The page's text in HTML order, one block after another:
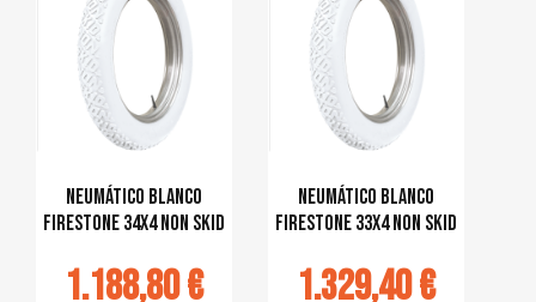
Neumático blanco
Firestone 34x4 Non Skid
1.188,80 €
Neumático blanco
Firestone 33x4 Non Skid
1.329,40 €